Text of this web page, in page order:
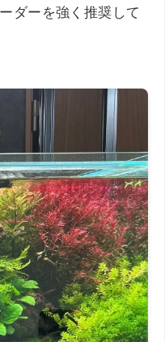
ダーを強く推奨して